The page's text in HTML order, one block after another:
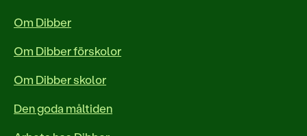
Om Dibber
Om Dibber förskolor
Om Dibber skolor
Den goda måltiden